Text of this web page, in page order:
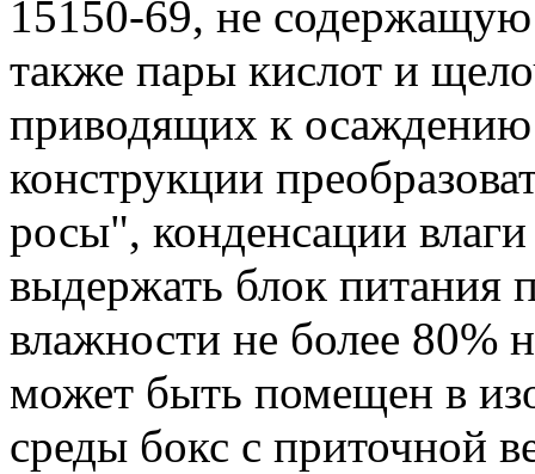
15150-69, не
также пары кислот и
приводящих к осаждению
конструкции
росы", конденсации
выдержать блок питания
влажности не более 80%
может быть помещен в
среды бокс с приточной